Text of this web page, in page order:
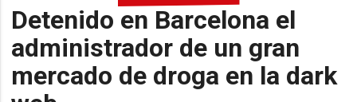
Detenido en Barcelona el
administrador de un gran
mercado de droga en la dark